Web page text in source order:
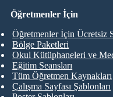
Öğretmenler İçin
Öğretmenler İçin Ücretsiz
Bölge Paketleri
Okul Kütüphaneleri ve
Eğitim Seansları
Tüm Öğretmen Kaynakları
Çalışma Sayfası Şablonları